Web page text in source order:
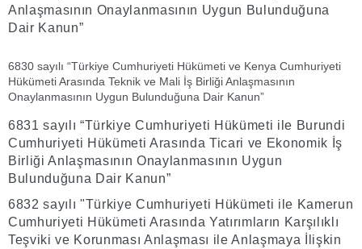
Anlaşmasının Onaylanmasının Uygun Bulunduğuna
Dair Kanun”
6830 sayılı “Türkiye Cumhuriyeti Hükümeti ve Kenya Cumhuriyeti
Hükümeti Arasında Teknik ve Mali İş Birliği Anlaşmasının
Onaylanmasının Uygun Bulunduğuna Dair Kanun”
6831 sayılı “Türkiye Cumhuriyeti Hükümeti ile Burundi
Cumhuriyeti Hükümeti Arasında Ticari ve Ekonomik İş
Birliği Anlaşmasının Onaylanmasının Uygun
Bulunduğuna Dair Kanun”
6832 sayılı "Türkiye Cumhuriyeti Hükümeti ile Kamerun
Cumhuriyeti Hükümeti Arasında Yatırımların Karşılıklı
Teşviki ve Korunması Anlaşması ile Anlaşmaya İlişkin